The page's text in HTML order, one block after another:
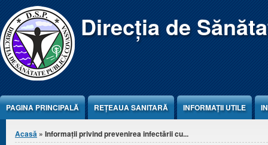
Jump to Content Direcția de
PAGINA PRINCIPALĂ REŢEAUA SANITARĂ INFORMAȚII UTILE
Eşti aici
Acasă » Informaţii privind prevenirea infectării cu...